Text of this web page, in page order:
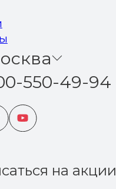
550-49-94
на акции